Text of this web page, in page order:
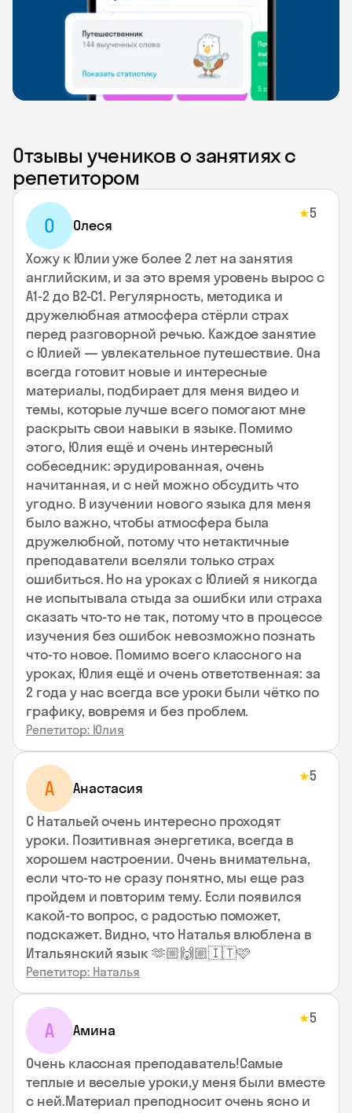
Отзывы учеников о занятиях с
репетитором
О Олеся
★5
Хожу к Юлии уже более 2 лет на занятия
английским, и за это время уровень вырос с
А1-2 до В2-С1. Регулярность, методика и
дружелюбная атмосфера стёрли страх
перед разговорной речью. Каждое занятие
с Юлией — увлекательное путешествие. Она
всегда готовит новые и интересные
материалы, подбирает для меня видео и
темы, которые лучше всего помогают мне
раскрыть свои навыки в языке. Помимо
этого, Юлия ещё и очень интересный
собеседник: эрудированная, очень
начитанная, и с ней можно обсудить что
угодно. В изучении нового языка для меня
было важно, чтобы атмосфера была
дружелюбной, потому что нетактичные
преподаватели вселяли только страх
ошибиться. Но на уроках с Юлией я никогда
не испытывала стыда за ошибки или страха
сказать что-то не так, потому что в процессе
изучения без ошибок невозможно познать
что-то новое. Помимо всего классного на
уроках, Юлия ещё и очень ответственная: за
2 года у нас всегда все уроки были чётко по
графику, вовремя и без проблем.
Репетитор: Юлия
А Анастасия
★5
С Натальей очень интересно проходят
уроки. Позитивная энергетика, всегда в
хорошем настроении. Очень внимательна,
если что-то не сразу понятно, мы еще раз
пройдем и повторим тему. Если появился
какой-то вопрос, с радостью поможет,
подскажет. Видно, что Наталья влюблена в
Итальянский язык 🫶🏼🙌🏼🇮🇹🩷
Репетитор: Наталья
А Амина
★5
Очень классная преподаватель!Самые
теплые и веселые уроки,у меня были вместе
с ней.Материал преподносит очень ясно и